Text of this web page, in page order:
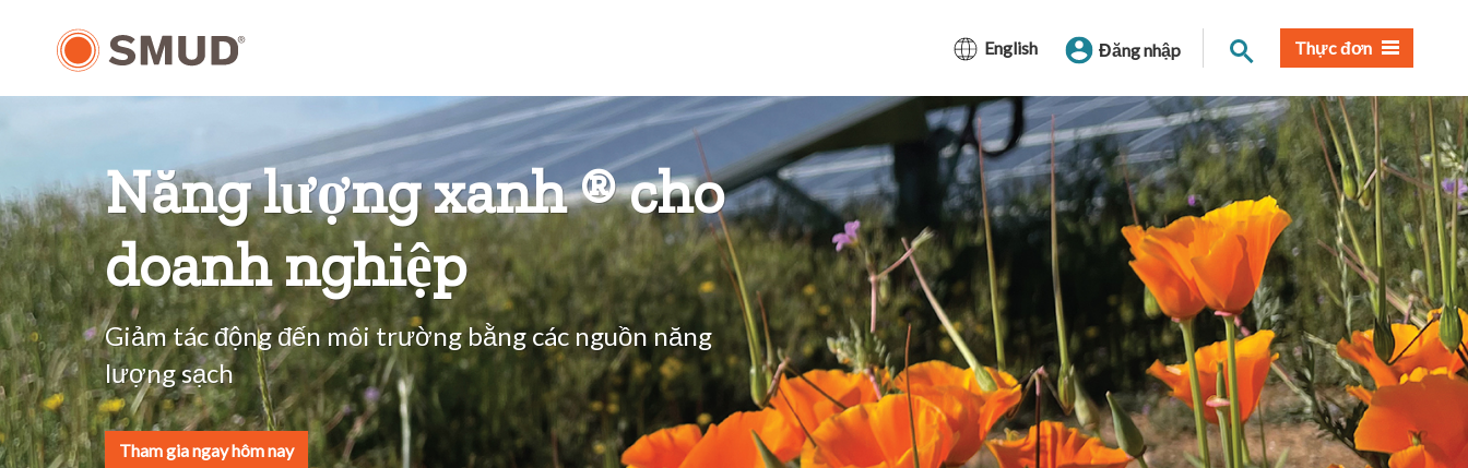
English Đăng nhập Tìm trangThực đơn
Năng lượng xanh ® cho
doanh nghiệp
Giảm tác động đến môi trường bằng các nguồn năng
lượng sạch
Tham gia ngay hôm nay